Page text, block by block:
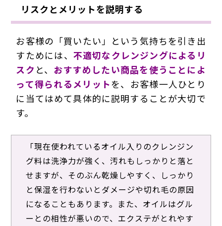
リスクとメリットを説明する
お客様の「買いたい」という気持ちを引き出
すためには、 不適切なクレンジングによるリ
スク と、 おすすめしたい商品を使うことによ
って得られるメリットを、お客様一人ひとり
に当てはめて具体的に説明することが大切で
す。
「現在使われているオイル入りのクレンジン
グ料は洗浄力が強く、汚れもしっかりと落と
せますが、そのぶん乾燥しやすく、しっかり
と保湿を行わないとダメージや切れ毛の原因
になることもあります。また、オイルはグル
ーとの相性が悪いので、エクステがとれやす